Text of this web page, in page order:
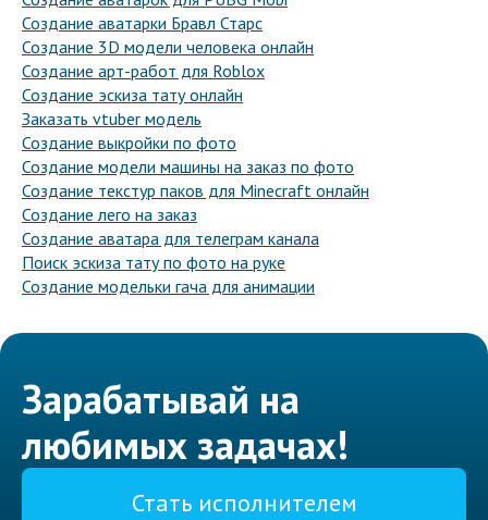
Создание аватарки Бравл Старс
Создание 3D модели человека онлайн
Создание арт-работ для Roblox
Создание эскиза тату онлайн
Заказать vtuber модель
Создание выкройки по фото
Создание модели машины на заказ по фото
Создание текстур паков для Minecraft онлайн
Создание лего на заказ
Создание аватара для телеграм канала
Поиск эскиза тату по фото на руке
Создание модельки гача для анимации
Зарабатывай на
любимых задачах!
Стать исполнителем